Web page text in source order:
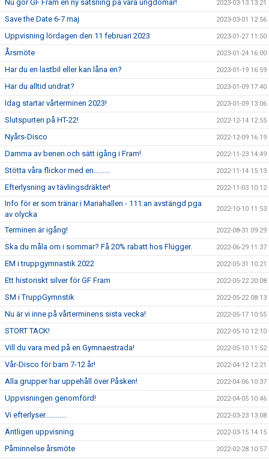
Nu gör GF Fram en ny satsning på våra ungdomar! 2023-03-13 13:21
Save the Date 6-7 maj 2023-03-01 12:56
Uppvisning lördagen den 11 februari 2023 2023-01-27 11:50
Årsmöte 2023-01-24 16:00
Har du en lastbil eller kan låna en? 2023-01-19 16:59
Har du alltid undrat? 2023-01-09 17:40
Idag startar vårterminen 2023! 2023-01-09 13:06
Slutspurten på HT-22! 2022-12-14 12:55
Nyårs-Disco 2022-12-09 16:19
Damma av benen och sätt igång i Fram! 2022-11-23 14:49
Stötta våra flickor med en......... 2022-11-14 15:13
Efterlysning av tävlingsdräkter! 2022-11-03 10:12
Info för er som tränar i Mariahallen - 111:an avstängd pga
av olycka
2022-10-10 11:53
Terminen är igång! 2022-08-31 09:29
Ska du måla om i sommar? Få 20% rabatt hos Flügger. 2022-06-29 11:37
EM i truppgymnastik 2022 2022-05-31 10:21
Ett historiskt silver för GF Fram 2022-05-22 20:08
SM i TruppGymnstik 2022-05-22 08:13
Nu är vi inne på vårterminens sista vecka! 2022-05-17 10:55
STORT TACK! 2022-05-10 12:10
Vill du vara med på en Gymnaestrada! 2022-05-10 11:52
Vår-Disco för barn 7-12 år! 2022-04-12 12:21
Alla grupper har uppehåll över Påsken! 2022-04-06 10:37
Uppvisningen genomförd! 2022-04-05 10:46
Vi efterlyser............ 2022-03-23 13:08
Äntligen uppvisning 2022-03-15 14:15
Påminnelse årsmöte 2022-02-28 10:57